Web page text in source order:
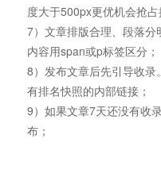
度大于500px更优机会抢占
7）文章排版合理、段落
内容用span或p标签区分；
8）发布文章后先引导收
有排名快照的内部链接；
9）如果文章7天还没有收
布；